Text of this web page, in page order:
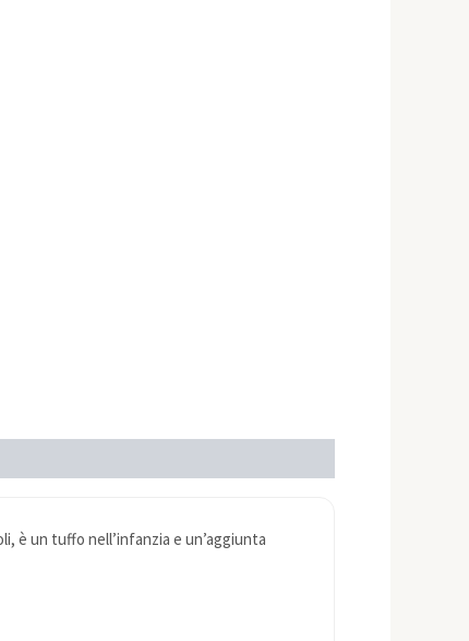
è un tuffo nell’infanzia e un’aggiunta